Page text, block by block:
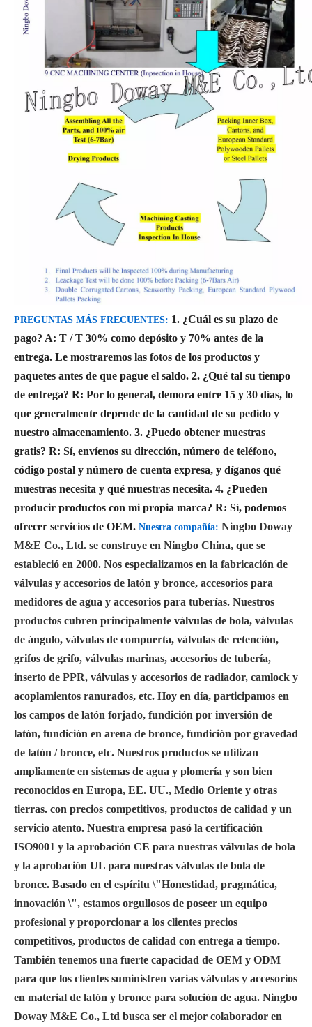
PREGUNTAS MÁS FRECUENTES: 1. ¿Cuál es su plazo de
pago? A: T / T 30% como depósito y 70% antes de la
entrega. Le mostraremos las fotos de los productos y
paquetes antes de que pague el saldo. 2. ¿Qué tal su tiempo
de entrega? R: Por lo general, demora entre 15 y 30 días, lo
que generalmente depende de la cantidad de su pedido y
nuestro almacenamiento. 3. ¿Puedo obtener muestras
gratis? R: Sí, envíenos su dirección, número de teléfono,
código postal y número de cuenta expresa, y díganos qué
muestras necesita y qué muestras necesita. 4. ¿Pueden
producir productos con mi propia marca? R: Sí, podemos
ofrecer servicios de OEM. Nuestra compañía: Ningbo Doway
M&E Co., Ltd. se construye en Ningbo China, que se
estableció en 2000. Nos especializamos en la fabricación de
válvulas y accesorios de latón y bronce, accesorios para
medidores de agua y accesorios para tuberías. Nuestros
productos cubren principalmente válvulas de bola, válvulas
de ángulo, válvulas de compuerta, válvulas de retención,
grifos de grifo, válvulas marinas, accesorios de tubería,
inserto de PPR, válvulas y accesorios de radiador, camlock y
acoplamientos ranurados, etc. Hoy en día, participamos en
los campos de latón forjado, fundición por inversión de
latón, fundición en arena de bronce, fundición por gravedad
de latón / bronce, etc. Nuestros productos se utilizan
ampliamente en sistemas de agua y plomería y son bien
reconocidos en Europa, EE. UU., Medio Oriente y otras
tierras. con precios competitivos, productos de calidad y un
servicio atento. Nuestra empresa pasó la certificación
ISO9001 y la aprobación CE para nuestras válvulas de bola
y la aprobación UL para nuestras válvulas de bola de
bronce. Basado en el espíritu \"Honestidad, pragmática,
innovación \", estamos orgullosos de poseer un equipo
profesional y proporcionar a los clientes precios
competitivos, productos de calidad con entrega a tiempo.
También tenemos una fuerte capacidad de OEM y ODM
para que los clientes suministren varias válvulas y accesorios
en material de latón y bronce para solución de agua. Ningbo
Doway M&E Co., Ltd busca ser el mejor colaborador en